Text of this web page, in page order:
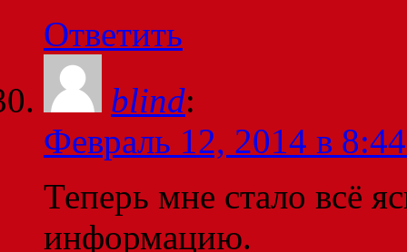
Ответить
blind:
Февраль 12, 2014 в
Теперь мне стало всё
информацию.